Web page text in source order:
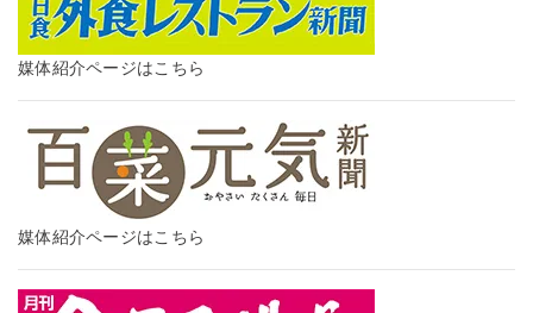
媒体紹介ページはこちら
媒体紹介ページはこちら